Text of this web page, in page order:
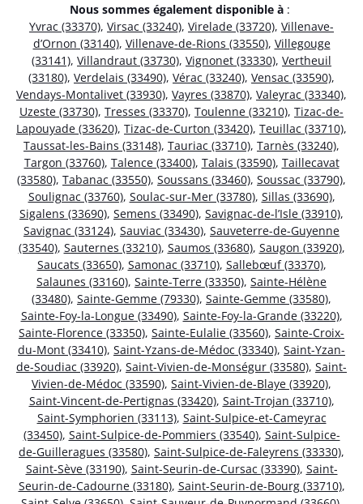
Nous sommes également disponible à :
Yvrac (33370), Virsac (33240), Virelade (33720), Villenave-
d’Ornon (33140), Villenave-de-Rions (33550), Villegouge
(33141), Villandraut (33730), Vignonet (33330), Vertheuil
(33180), Verdelais (33490), Vérac (33240), Vensac (33590),
Vendays-Montalivet (33930), Vayres (33870), Valeyrac (33340),
Uzeste (33730), Tresses (33370), Toulenne (33210), Tizac-de-
Lapouyade (33620), Tizac-de-Curton (33420), Teuillac (33710),
Taussat-les-Bains (33148), Tauriac (33710), Tarnès (33240),
Targon (33760), Talence (33400), Talais (33590), Taillecavat
(33580), Tabanac (33550), Soussans (33460), Soussac (33790),
Soulignac (33760), Soulac-sur-Mer (33780), Sillas (33690),
Sigalens (33690), Semens (33490), Savignac-de-l’Isle (33910),
Savignac (33124), Sauviac (33430), Sauveterre-de-Guyenne
(33540), Sauternes (33210), Saumos (33680), Saugon (33920),
Saucats (33650), Samonac (33710), Sallebœuf (33370),
Salaunes (33160), Sainte-Terre (33350), Sainte-Hélène
(33480), Sainte-Gemme (79330), Sainte-Gemme (33580),
Sainte-Foy-la-Longue (33490), Sainte-Foy-la-Grande (33220),
Sainte-Florence (33350), Sainte-Eulalie (33560), Sainte-Croix-
du-Mont (33410), Saint-Yzans-de-Médoc (33340), Saint-Yzan-
de-Soudiac (33920), Saint-Vivien-de-Monségur (33580), Saint-
Vivien-de-Médoc (33590), Saint-Vivien-de-Blaye (33920),
Saint-Vincent-de-Pertignas (33420), Saint-Trojan (33710),
Saint-Symphorien (33113), Saint-Sulpice-et-Cameyrac
(33450), Saint-Sulpice-de-Pommiers (33540), Saint-Sulpice-
de-Guilleragues (33580), Saint-Sulpice-de-Faleyrens (33330),
Saint-Sève (33190), Saint-Seurin-de-Cursac (33390), Saint-
Seurin-de-Cadourne (33180), Saint-Seurin-de-Bourg (33710),